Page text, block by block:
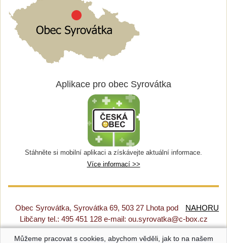
Aplikace pro obec Syrovátka
Stáhněte si mobilní aplikaci a získávejte aktuální informace.
Více informací >>
NAHORU
Obec Syrovátka, Syrovátka 69, 503 27 Lhota pod
Libčany tel.: 495 451 128 e-mail: ou.syrovatka@c-box.cz
Prohlášení o přístupnosti|Původní web|Nastavení cookies
Můžeme pracovat s cookies, abychom věděli, jak to na našem